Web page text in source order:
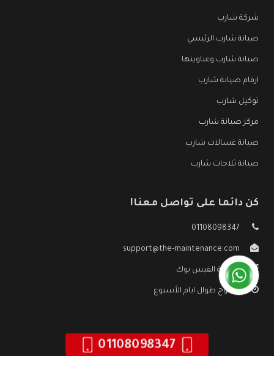
شركة شارب
صيانة شارب الرئيسي
صيانة شارب وعناوينها
ارقام صيانة شارب
توكيل شارب
مركز صيانة شارب
صيانة غسالات شارب
صيانة ثلاجات شارب
كن دائما على تواصل معنا!
01108098347
support@the-maintenance.com
صفحة الفيس بوك
مفتوح طوال ايام الأسبوع
01108098347